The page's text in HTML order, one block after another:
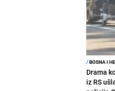
/BOSNA I
Drama
iz RS